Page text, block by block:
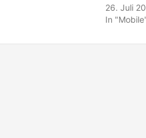
26. Juli
In